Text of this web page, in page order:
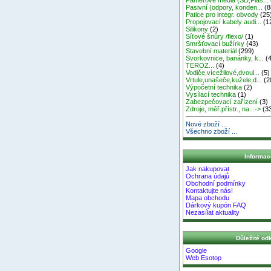
Pasivní (odpory, konden...
Patice pro integr. obvody (25)
Propojovací kabely audi...
Silikony (2)
Síťové šnůry /flexo/ (1)
Smršťovací bužírky (43)
Stavební materiál (299)
Svorkovnice, banánky, k...
TEROZ...
(4)
Vodiče,vícežilové,dvoul...
(5)
Vrtule,unašeče,kužele,d...
Výpočetní technika (2)
Vysílací technika (1)
Zabezpečovací zařízení (3)
Zdroje, měř.přístr., na...->
Nové zboží ...
Všechno zboží ...
Jak nakupovat
Ochrana údajů
Obchodní podmínky
Kontaktujte nás!
Mapa obchodu
Dárkový kupón FAQ
Nezasílat aktuality
Důležité
Google
Web Esotop